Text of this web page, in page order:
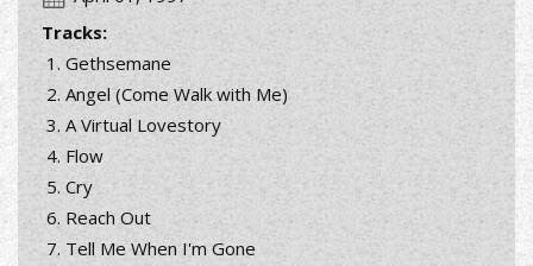
Tracks:
Gethsemane
Angel (Come Walk with Me)
A Virtual Lovestory
Flow
Cry
Reach Out
Tell Me When I'm Gone